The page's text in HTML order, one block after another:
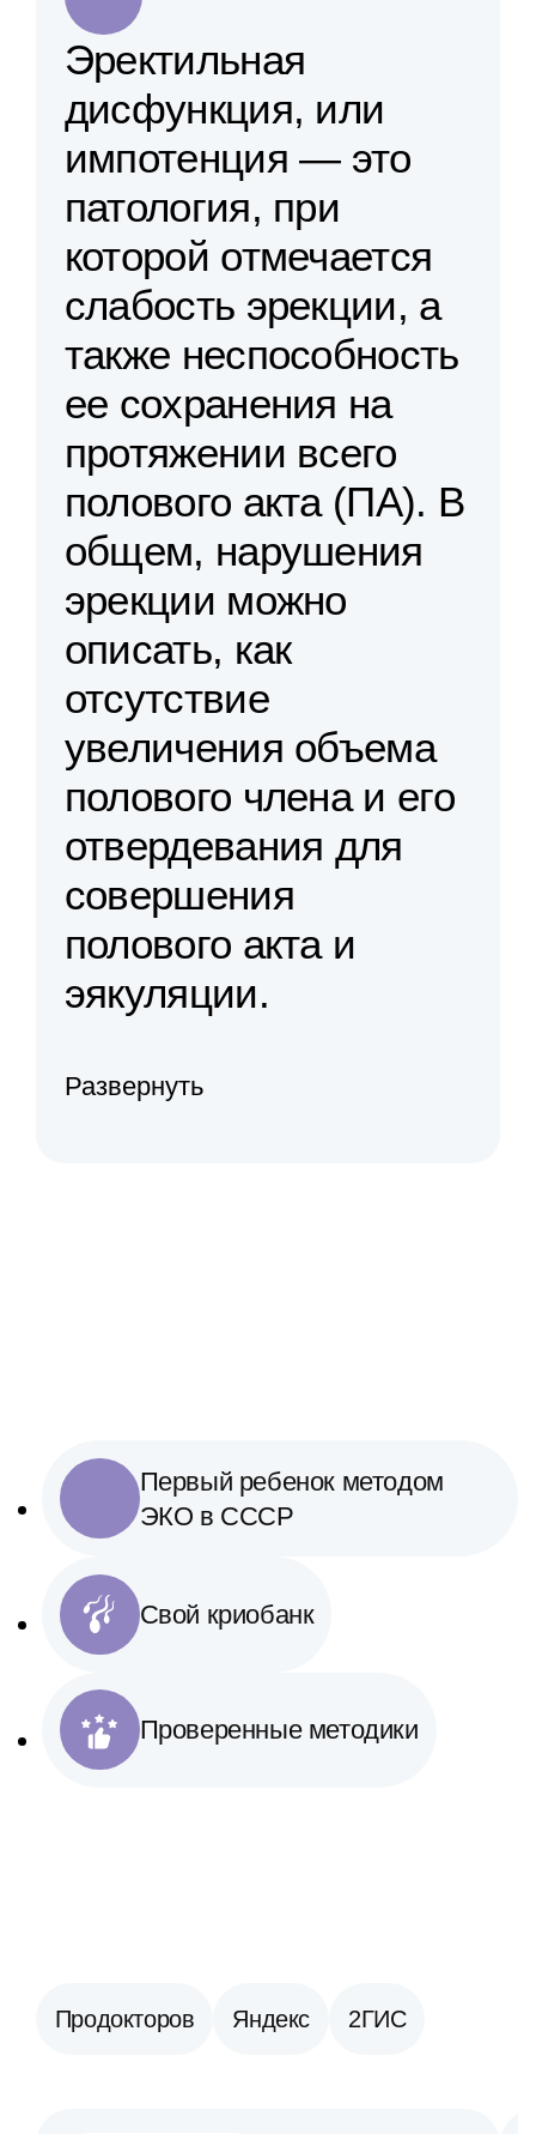
Эректильная
дисфункция, или
импотенция — это
патология, при
которой отмечается
слабость эрекции, а
также неспособность
ее сохранения на
протяжении всего
полового акта (ПА). В
общем, нарушения
эрекции можно
описать, как
отсутствие
увеличения объема
полового члена и его
отвердевания для
совершения
полового акта и
эякуляции.
Развернуть
Первый ребенок методом
ЭКО в СССР
Свой криобанк
Проверенные методики
Продокторов Яндекс 2ГИС